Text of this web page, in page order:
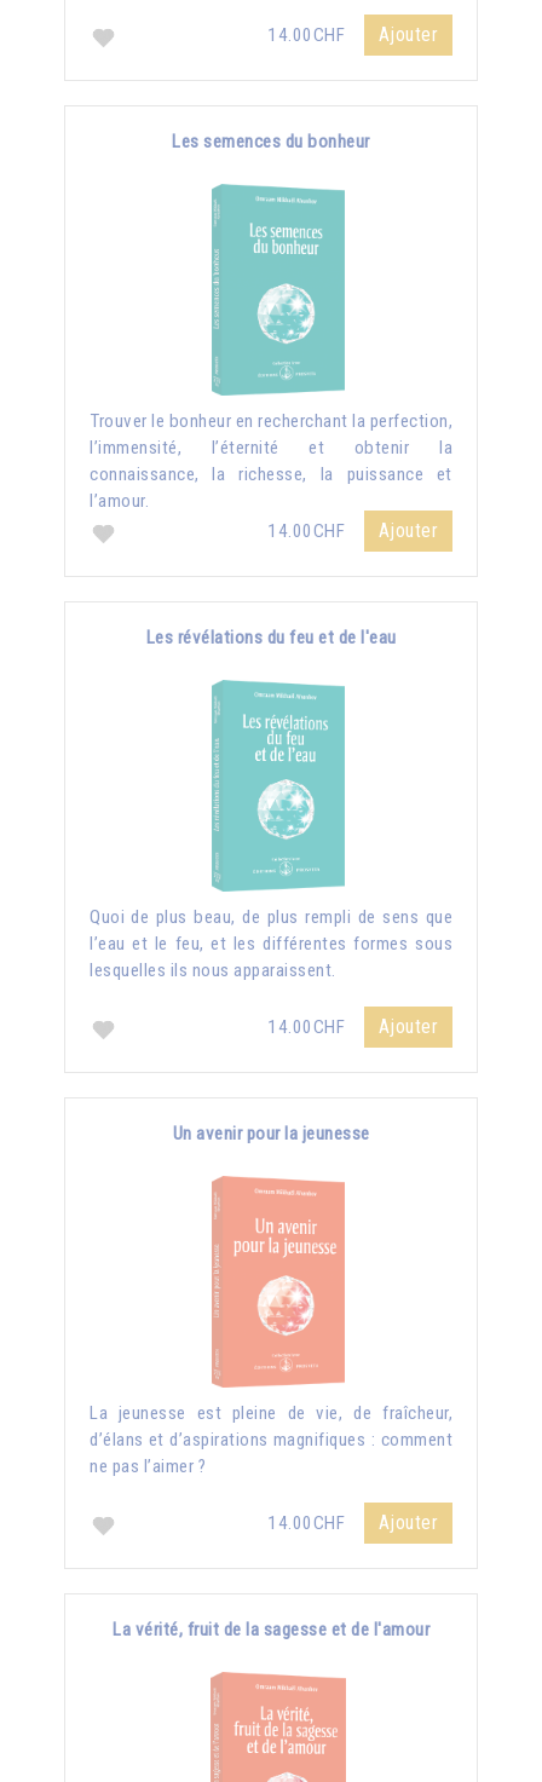
14.00CHF Ajouter
Les semences du bonheur
Trouver le bonheur en recherchant la perfection,
l’immensité, l’éternité et obtenir la
connaissance, la richesse, la puissance et
l’amour.
14.00CHF
Ajouter
Les révélations du feu et de l'eau
Quoi de plus beau, de plus rempli de sens que
l’eau et le feu, et les différentes formes sous
lesquelles ils nous apparaissent.
14.00CHF Ajouter
Un avenir pour la jeunesse
La jeunesse est pleine de vie, de fraîcheur,
d’élans et d’aspirations magnifiques : comment
ne pas l’aimer ?
14.00CHF Ajouter
La vérité, fruit de la sagesse et de l'amour